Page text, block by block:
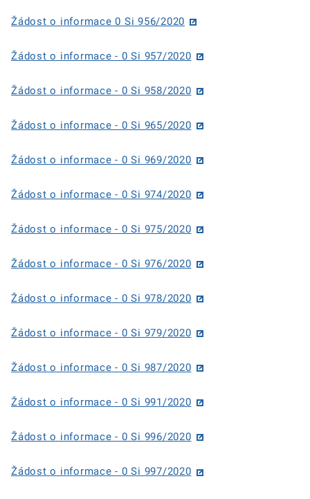
Žádost o informace 0 Si 956/2020
Žádost o informace - 0 Si 957/2020
Žádost o informace - 0 Si 958/2020
Žádost o informace - 0 Si 965/2020
Žádost o informace - 0 Si 969/2020
Žádost o informace - 0 Si 974/2020
Žádost o informace - 0 Si 975/2020
Žádost o informace - 0 Si 976/2020
Žádost o informace - 0 Si 978/2020
Žádost o informace - 0 Si 979/2020
Žádost o informace - 0 Si 987/2020
Žádost o informace - 0 Si 991/2020
Žádost o informace - 0 Si 996/2020
Žádost o informace - 0 Si 997/2020